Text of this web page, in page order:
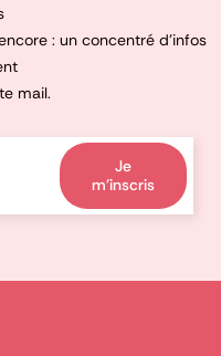
: un concentré d’infos
mail.
Je
m'inscris